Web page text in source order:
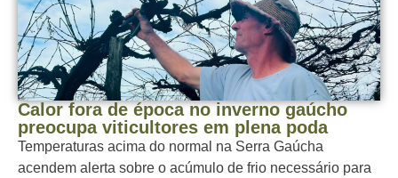
Calor fora de época no inverno gaúcho
preocupa viticultores em plena poda
Temperaturas acima do normal na Serra Gaúcha
acendem alerta sobre o acúmulo de frio necessário para